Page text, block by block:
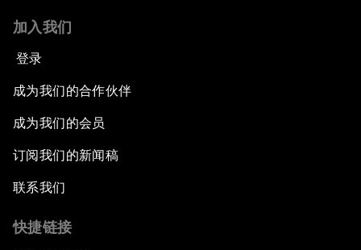
加入我们
登录
成为我们的合作伙伴
成为我们的会员
订阅我们的新闻稿
联系我们
快捷链接